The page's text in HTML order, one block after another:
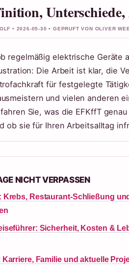
• 2026-05-30 • GEPRUFT VON OLIVER
regelmäßig elektrische
Die Arbeit ist klar, die
für festgelegte
und vielen anderen
Sie, was die EFKffT
ob sie für Ihren Arbeitsalltag
NICHT VERPASSEN
Krebs, Restaurant-Schließung
Sicherheit, Kosten &
Karriere, Familie und aktuelle